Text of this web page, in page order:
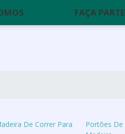
FAÇA PARTE
De Correr Para
Portões De